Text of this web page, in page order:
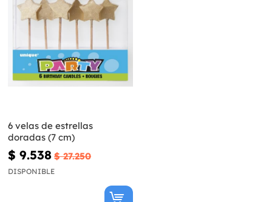
6 velas de estrellas
doradas (7 cm)
$ 9.538 $ 27.250
DISPONIBLE